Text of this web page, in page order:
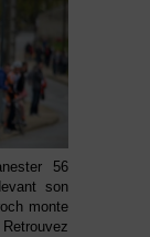
56
son
monte